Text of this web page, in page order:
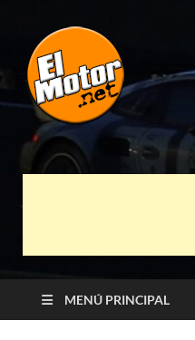
El
Net
MENÚ PRINCIPAL